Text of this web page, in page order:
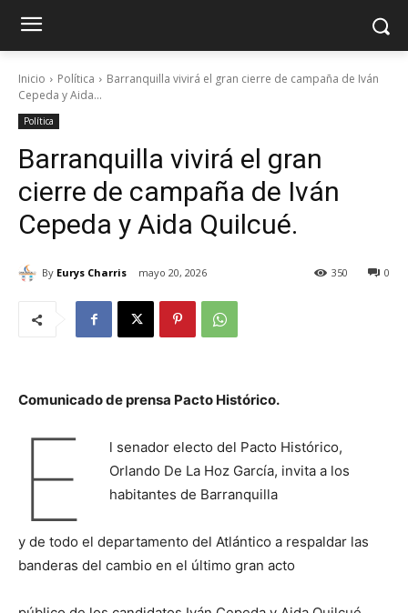
Inicio Política
Barranquilla vivirá el gran cierre de campaña de Iván
Cepeda y Aida...
Política
Barranquilla vivirá el gran
cierre de campaña de Iván
Cepeda y Aida Quilcué.
By Eurys Charris mayo 20, 2026 0
350
Comunicado de prensa Pacto Histórico.
E
l senador electo del Pacto Histórico,
Orlando De La Hoz García, invita a los
habitantes de Barranquilla
y de todo el departamento del Atlántico a respaldar las
banderas del cambio en el último gran acto